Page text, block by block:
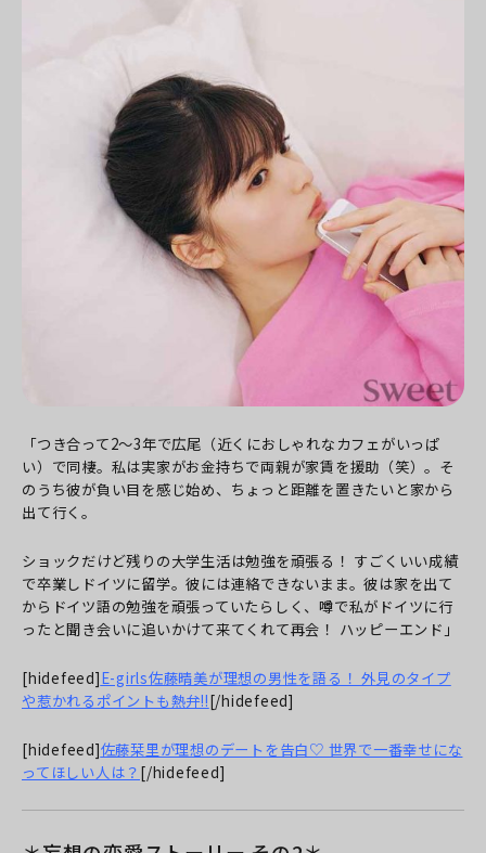
「つき合って2～3年で広尾（近くにおしゃれなカフェがいっぱ
い）で同棲。私は実家がお金持ちで両親が家賃を援助（笑）。そ
のうち彼が負い目を感じ始め、ちょっと距離を置きたいと家から
出て行く。
ショックだけど残りの大学生活は勉強を頑張る！ すごくいい成績
で卒業しドイツに留学。彼には連絡できないまま。彼は家を出て
からドイツ語の勉強を頑張っていたらしく、噂で私がドイツに行
ったと聞き会いに追いかけて来てくれて再会！ ハッピーエンド」
[hidefeed]E-girls佐藤晴美が理想の男性を語る！ 外見のタイプ
や惹かれるポイントも熱弁!![/hidefeed]
[hidefeed]佐藤栞里が理想のデートを告白♡ 世界で一番幸せにな
ってほしい人は？ [/hidefeed]